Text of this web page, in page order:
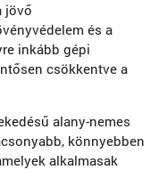
jövő
és a
inkább gépi
csökkentve a
alany-nemes
könnyebben
alkalmasak